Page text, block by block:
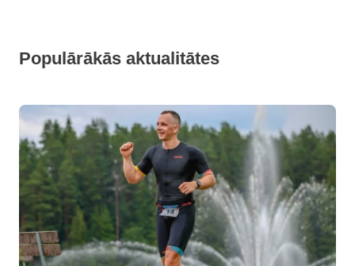
Populārākās aktualitātes